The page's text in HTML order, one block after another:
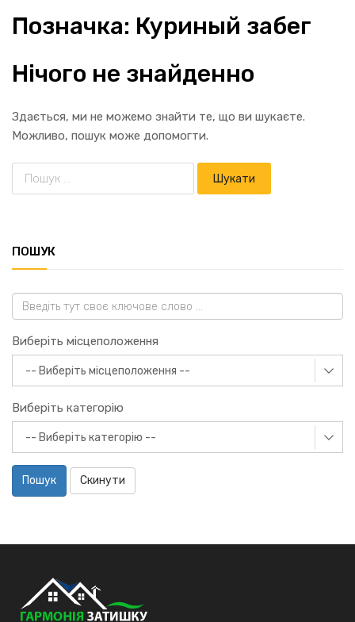
Позначка: Куриный забег
Нічого не знайденно
Здається, ми не можемо знайти те, що ви шукаєте.
Можливо, пошук може допомогти.
ПОШУК
Виберіть місцеположення
Виберіть категорію
Пошук Скинути